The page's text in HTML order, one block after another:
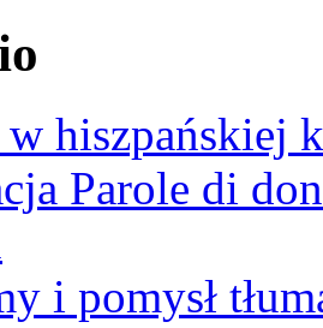
hiszpańskiej
Parole di
i pomysł